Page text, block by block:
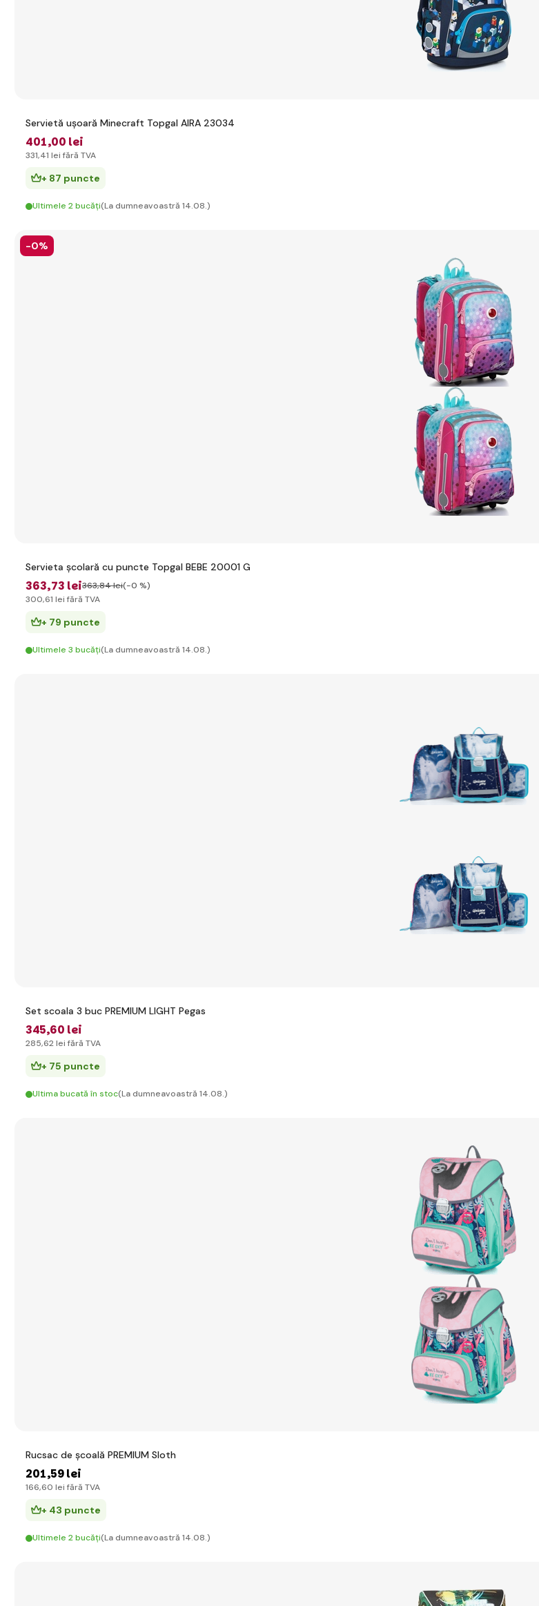
Servietă ușoară Minecraft Topgal AIRA 23034
401,00 lei
331,41 lei fără TVA
+ 87 puncte
Ultimele 2 bucăți(La dumneavoastră 14.08.)
-0%
Servieta școlară cu puncte Topgal BEBE 20001 G
363,73 lei363,84 lei(-0 %)
300,61 lei fără TVA
+ 79 puncte
Ultimele 3 bucăți(La dumneavoastră 14.08.)
Set scoala 3 buc PREMIUM LIGHT Pegas
345,60 lei
285,62 lei fără TVA
+ 75 puncte
Ultima bucată în stoc(La dumneavoastră 14.08.)
Rucsac de școală PREMIUM Sloth
201,59 lei
166,60 lei fără TVA
+ 43 puncte
Ultimele 2 bucăți(La dumneavoastră 14.08.)